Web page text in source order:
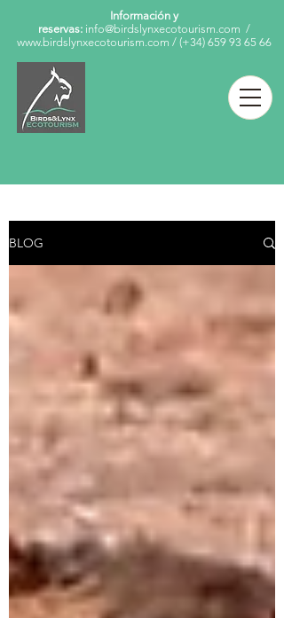
Información y
reservas: info@birdslynxecotourism.com /
www.birdslynxecotourism.com / (+34) 659 93 65 66
BLOG